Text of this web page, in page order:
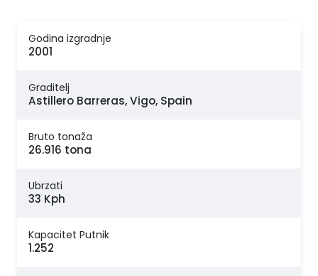
Godina izgradnje
2001
Graditelj
Astillero Barreras, Vigo, Spain
Bruto tonaža
26.916 tona
Ubrzati
33 Kph
Kapacitet Putnik
1.252